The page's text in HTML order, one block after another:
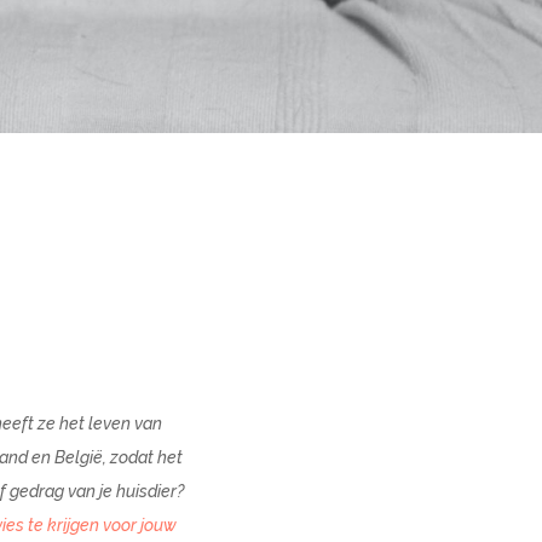
ze het leven van
en België, zodat het
gedrag van je huisdier?
te krijgen voor jouw